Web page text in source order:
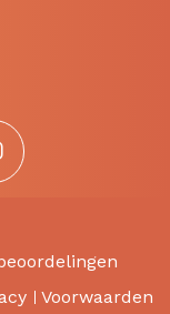
Voorwaarden